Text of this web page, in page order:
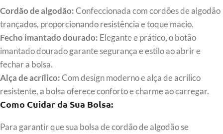
Cordão de algodão:Confeccionada com cordões de algodão
trançados, proporcionando resistência e toque macio.
Fecho imantado dourado: Elegante e prático, o botão
imantado dourado garante segurança e estilo ao abrir e
fechar a bolsa.
Alça de acrílico:Com design moderno e alça de acrílico
resistente, a bolsa oferece conforto e charme ao carregar.
Como Cuidar da Sua Bolsa:
Para garantir que sua bolsa de cordão de algodão se